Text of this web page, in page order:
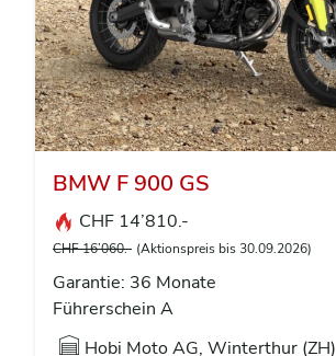
BMW F 900 GS
CHF 14’810.-
CHF 16’060.- (Aktionspreis bis 30.09.2026)
Garantie: 36 Monate
Führerschein A
Hobi Moto AG, Winterthur (ZH)